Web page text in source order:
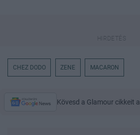
CHEZ DODO ZENE MACARON
Kövesd a Glamour cikkeit a